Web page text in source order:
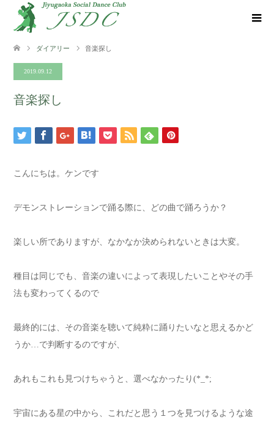
ダイアリー 音楽探し
2019.09.12
音楽探し
こんにちは。ケンです
デモンストレーションで踊る際に、どの曲で踊ろうか？
楽しい所でありますが、なかなか決められないときは大変。
種目は同じでも、音楽の違いによって表現したいことやその手
法も変わってくるので
最終的には、その音楽を聴いて純粋に踊りたいなと思えるかど
うか…で判断するのですが、
あれもこれも見つけちゃうと、選べなかったり(*_*;
宇宙にある星の中から、これだと思う１つを見つけるような途